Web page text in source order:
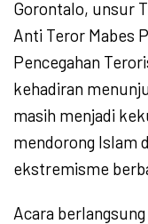
Gorontalo, unsur
Anti Teror Mabes
Pencegahan
kehadiran
masih menjadi
mendorong Islam
ekstremisme
Acara